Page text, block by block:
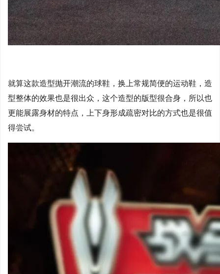
就算这款造型抛开潮流的球鞋，换上常规简便的运动鞋，造
型整体的效果也是很出众，这个造型的版型很合身，所以也
更能展露身材的特点，上下身形成疏密对比的方式也是很值
得尝试。